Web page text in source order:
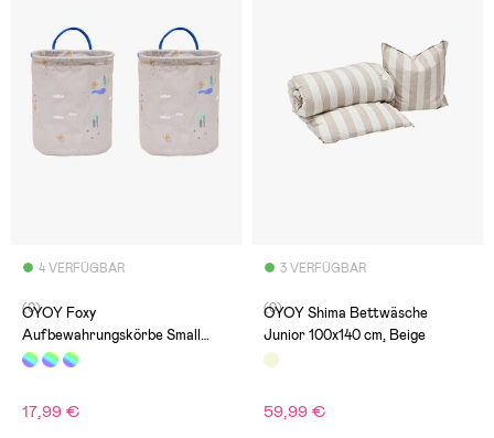
4 VERFÜGBAR
(0)
OYOY Foxy
Aufbewahrungskörbe Small
2er-Pack
17,99 €
3 VERFÜGBAR
(0)
OYOY Shima Bettwäsche
Junior 100x140 cm, Beige
59,99 €